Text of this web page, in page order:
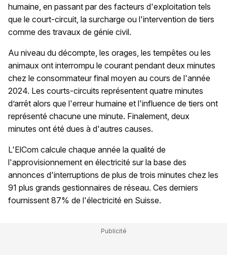
humaine, en passant par des facteurs d'exploitation tels
que le court-circuit, la surcharge ou l'intervention de tiers
comme des travaux de génie civil.
Au niveau du décompte, les orages, les tempêtes ou les
animaux ont interrompu le courant pendant deux minutes
chez le consommateur final moyen au cours de l'année
2024. Les courts-circuits représentent quatre minutes
d’arrêt alors que l'erreur humaine et l'influence de tiers ont
représenté chacune une minute. Finalement, deux
minutes ont été dues à d'autres causes.
L'ElCom calcule chaque année la qualité de
l'approvisionnement en électricité sur la base des
annonces d'interruptions de plus de trois minutes chez les
91 plus grands gestionnaires de réseau. Ces derniers
fournissent 87% de l'électricité en Suisse.